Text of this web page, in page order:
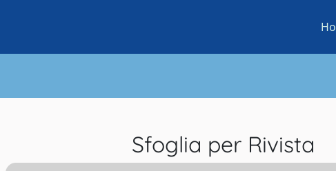
Sfoglia per Rivista